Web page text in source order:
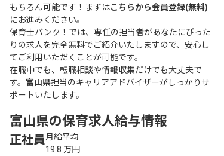
もちろん可能です！まずはこちらから会員登録(無料)
にお進みください。
保育士バンク！では、専任の担当者があなたにぴった
りの求人を完全無料でご紹介いたしますので、安心し
てご利用いただくことが可能です。
在職中でも、転職相談や情報収集だけでも大丈夫で
す。 富山県担当のキャリアアドバイザーがしっかりサ
ポートいたします。
富山県の保育求人給与情報
正社員月給平均
19.8 万円